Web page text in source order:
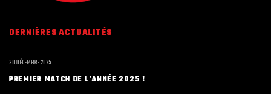
DERNIÈRES ACTUALITÉS
PREMIER MATCH DE L’ANNÉE 2025 !
30 DÉCEMBRE 2025